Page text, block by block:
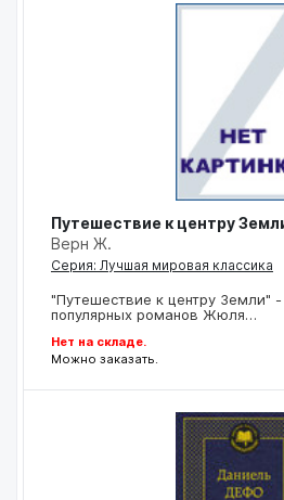
Путешествие к центру
Верн Ж.
Серия: Лучшая мировая классика
"Путешествие к центру Земли"
популярных романов Жюля…
Нет на складе.
Можно заказать.